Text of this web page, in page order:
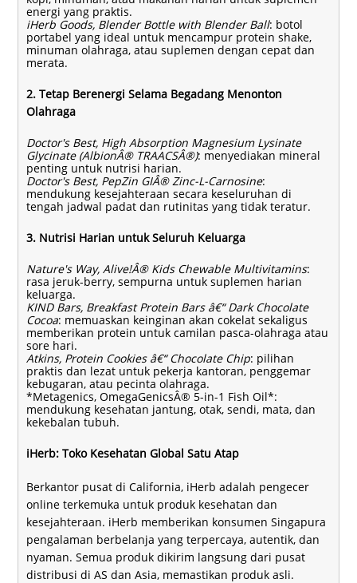
energi yang praktis.
iHerb Goods, Blender Bottle with Blender Ball: botol
portabel yang ideal untuk mencampur protein shake,
minuman olahraga, atau suplemen dengan cepat dan
merata.
2. Tetap Berenergi Selama Begadang Menonton
Olahraga
Doctor's Best, High Absorption Magnesium Lysinate
Glycinate (AlbionÂ® TRAACSÂ®): menyediakan mineral
penting untuk nutrisi harian.
Doctor's Best, PepZin GIÂ® Zinc-L-Carnosine:
mendukung kesejahteraan secara keseluruhan di
tengah jadwal padat dan rutinitas yang tidak teratur.
3. Nutrisi Harian untuk Seluruh Keluarga
Nature's Way, Alive!Â® Kids Chewable Multivitamins:
rasa jeruk-berry, sempurna untuk suplemen harian
keluarga.
KIND Bars, Breakfast Protein Bars â€“ Dark Chocolate
Cocoa: memuaskan keinginan akan cokelat sekaligus
memberikan protein untuk camilan pasca-olahraga atau
sore hari.
Atkins, Protein Cookies â€“ Chocolate Chip: pilihan
praktis dan lezat untuk pekerja kantoran, penggemar
kebugaran, atau pecinta olahraga.
*Metagenics, OmegaGenicsÂ® 5-in-1 Fish Oil*:
mendukung kesehatan jantung, otak, sendi, mata, dan
kekebalan tubuh.
iHerb: Toko Kesehatan Global Satu Atap
Berkantor pusat di California, iHerb adalah pengecer
online terkemuka untuk produk kesehatan dan
kesejahteraan. iHerb memberikan konsumen Singapura
pengalaman berbelanja yang terpercaya, autentik, dan
nyaman. Semua produk dikirim langsung dari pusat
distribusi di AS dan Asia, memastikan produk asli.